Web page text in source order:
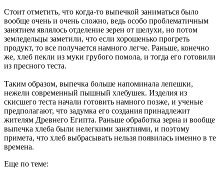
Стоит отметить, что когда-то выпечкой заниматься было
вообще очень и очень сложно, ведь особо проблематичным
занятием являлось отделение зерен от шелухи, но потом
земледельцы заметили, что если хорошенько прогреть
продукт, то все получается намного легче. Раньше, конечно
же, хлеб пекли из муки грубого помола, и тогда его готовили
из пресного теста.
Таким образом, выпечка больше напоминала лепешки,
нежели современный пышный хлебушек. Изделия из
скисшего теста начали готовить намного позже, и ученые
предполагают, что задумка его создания принадлежит
жителям Древнего Египта. Раньше обработка зерна и вообще
выпечка хлеба были нелегкими занятиями, и поэтому
примета, что хлеб выбрасывать нельзя появилась именно в те
времена.
Еще по теме: